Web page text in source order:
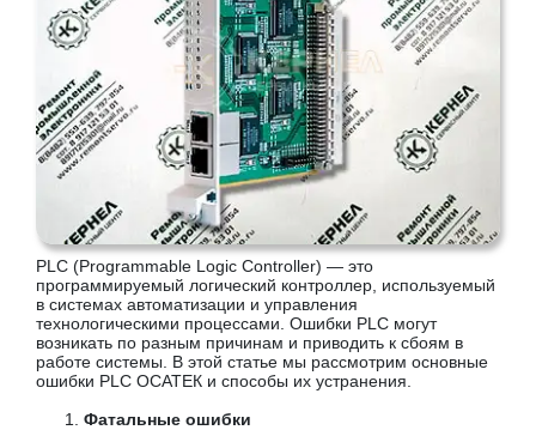
PLC (Programmable Logic Controller) — это
программируемый логический контроллер, используемый
в системах автоматизации и управления
технологическими процессами. Ошибки PLC могут
возникать по разным причинам и приводить к сбоям в
работе системы. В этой статье мы рассмотрим основные
ошибки PLC ОСАТЕК и способы их устранения.
Фатальные ошибки